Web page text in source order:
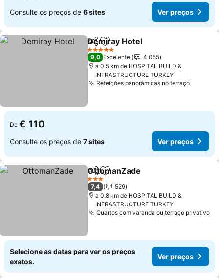
Consulte os preços de 6 sites Ver preços
PartilharAdicionar aos favoritos
Demiray Hotel
5 Estrelas
9,0 Excelente
4.055
a 0.5 km de HOSPITAL BUILD &
INFRASTRUCTURE TURKEY
Refeições panorâmicas no terraço
De € 110
Consulte os preços de 7 sites Ver preços
PartilharAdicionar aos favoritos
OttomanZade
3 Estrelas
7,4
529
a 0.8 km de HOSPITAL BUILD &
INFRASTRUCTURE TURKEY
Quartos com varanda ou terraço privativo
Selecione as datas para ver os preços
exatos.
Ver preços